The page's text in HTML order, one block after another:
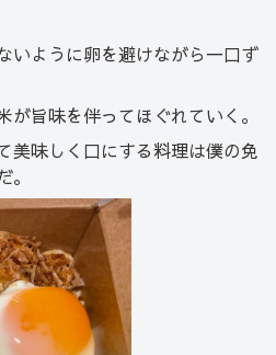
いように卵を避けながら一口ず
旨味を伴ってほぐれていく。
美味しく口にする料理は僕の免